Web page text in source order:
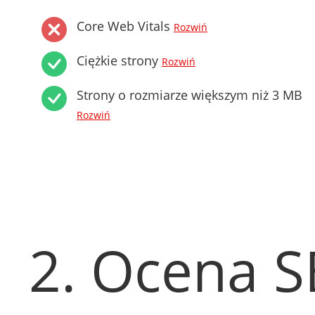
Core Web Vitals Rozwiń
Ciężkie strony Rozwiń
Strony o rozmiarze większym niż 3 MB
Rozwiń
2. Ocena